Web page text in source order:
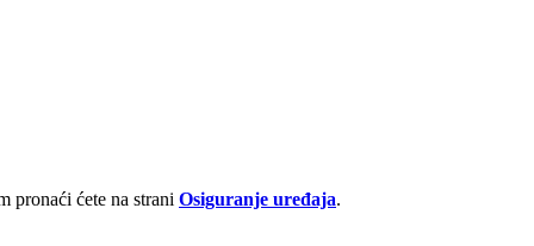
pronaći ćete na strani Osiguranje uređaja.